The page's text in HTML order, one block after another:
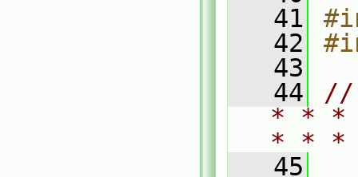
   41
   42
   43
   44
//
* * *
* *
   45